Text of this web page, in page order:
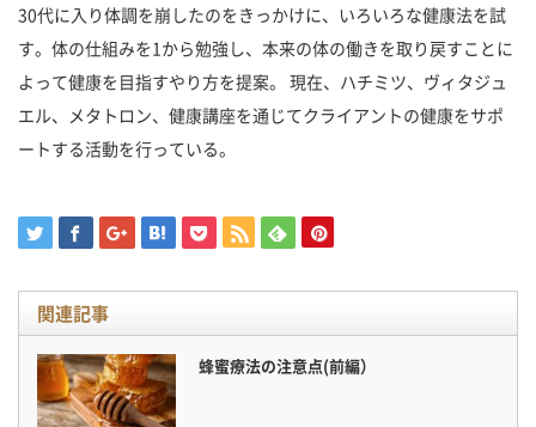
30代に入り体調を崩したのをきっかけに、いろいろな健康法を試
す。体の仕組みを1から勉強し、本来の体の働きを取り戻すことに
よって健康を目指すやり方を提案。 現在、ハチミツ、ヴィタジュ
エル、メタトロン、健康講座を通じてクライアントの健康をサポ
ートする活動を行っている。
関連記事
蜂蜜療法の注意点(前編）